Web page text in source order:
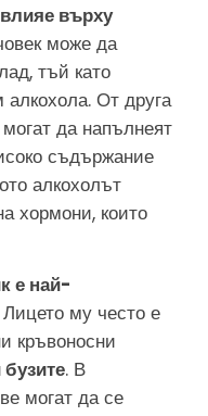
върху
може да
тъй като
От друга
да напълнеят
съдържание
алкохолът
хормони, които
е най-
Лицето му често е
кръвоносни
. В
могат да се